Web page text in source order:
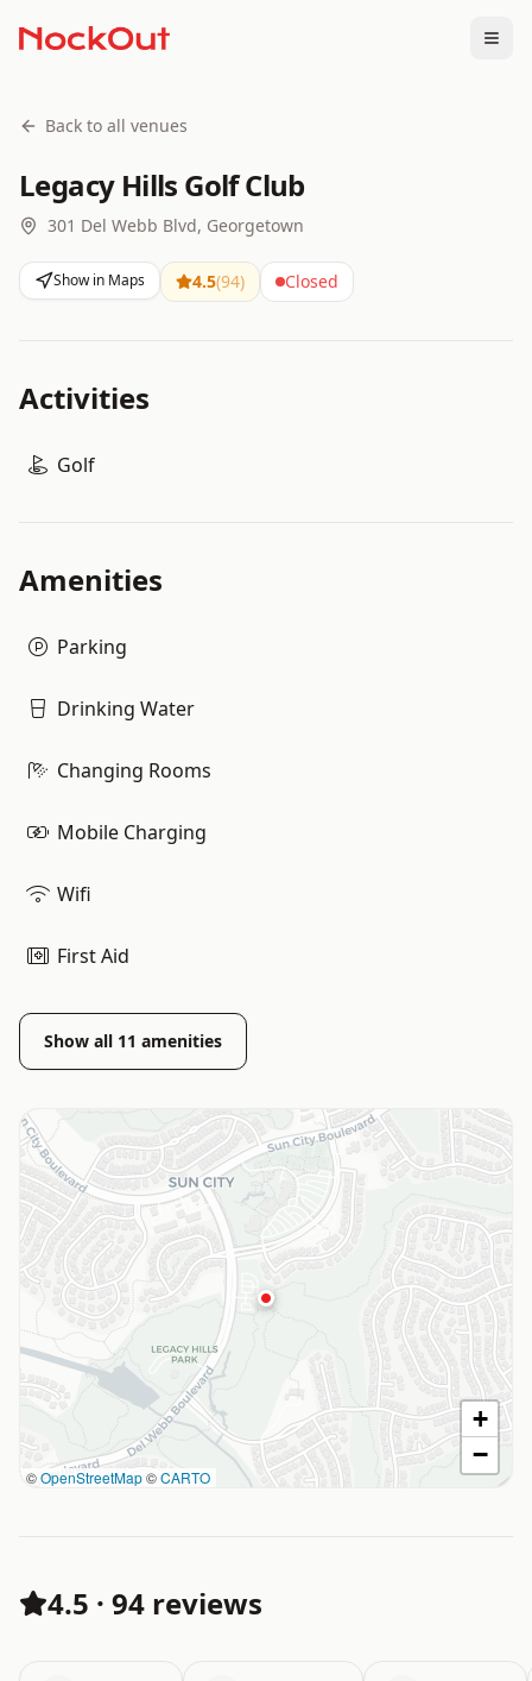
Back to all venues
Legacy Hills Golf Club
301 Del Webb Blvd, Georgetown
Show in Maps 4.5(94) Closed
Activities
Golf
Amenities
Parking
Drinking Water
Changing Rooms
Mobile Charging
Wifi
First Aid
Show all 11 amenities
©OpenStreetMap©CARTO
+
−
4.5 · 94 reviews